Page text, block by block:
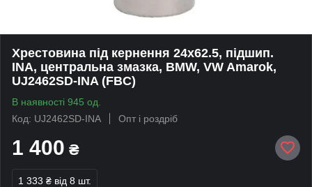
Хрестовина під кернення 24x62.5, підшип.
INA, центральна змазка, BMW, VW Amarok,
UJ2462SD-INA (FBC)
В наявності 945 од.
Код: UJ2462SD-INA
Опт і роздріб
1 400 ₴
1 333 ₴ від 8 шт.